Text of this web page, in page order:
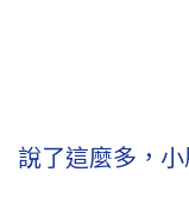
說了這麼多，